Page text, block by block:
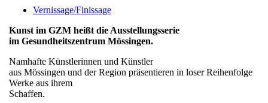
Vernissage/Finissage
Kunst im GZM heißt die Ausstellungsserie
im Gesundheitszentrum Mössingen.
Namhafte Künstlerinnen und Künstler
aus Mössingen und der Region präsentieren in loser Reihenfolge
Werke aus ihrem
Schaffen.